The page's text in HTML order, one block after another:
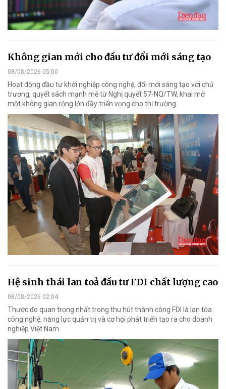
Không gian mới cho đầu tư đổi mới sáng tạo
08/08/2026 05:00
Hoạt động đầu tư khởi nghiệp công nghệ, đổi mới sáng tạo với chủ
trương, quyết sách mạnh mẽ từ Nghị quyết 57-NQ/TW, khai mở
một không gian rộng lớn đầy triển vọng cho thị trường.
Hệ sinh thái lan toả đầu tư FDI chất lượng cao
08/08/2026 02:04
Thước đo quan trọng nhất trong thu hút thành công FDI là lan tỏa
công nghệ, năng lực quản trị và cơ hội phát triển tạo ra cho doanh
nghiệp Việt Nam.